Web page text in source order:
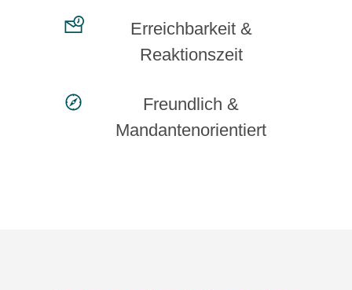
Erreichbarkeit &
Reaktionszeit
Freundlich &
Mandantenorientiert